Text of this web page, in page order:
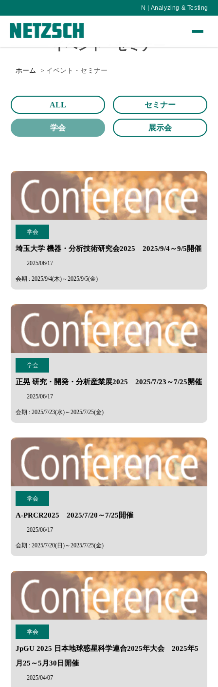
N | Analyzing & Testing
イベント・セミナー
ホーム イベント・セミナー
ALL セミナー
学会 展示会
学会
埼玉大学 機器・分析技術研究会2025 2025/9/4～9/5開催
2025/06/17
会期 : 2025/9/4(木)～2025/9/5(金)
学会
正晃 研究・開発・分析産業展2025 2025/7/23～7/25開催
2025/06/17
会期 : 2025/7/23(水)～2025/7/25(金)
学会
A-PRCR2025 2025/7/20～7/25開催
2025/06/17
会期 : 2025/7/20(日)～2025/7/25(金)
学会
JpGU 2025 日本地球惑星科学連合2025年大会 2025年5
月25～5月30日開催
2025/04/07